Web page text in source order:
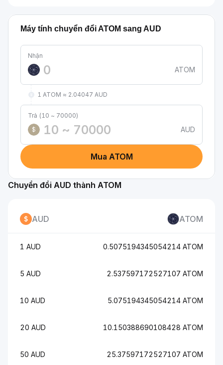
Máy tính chuyển đổi ATOM sang AUD
Nhận
ATOM
1 ATOM ≈ 2.04047 AUD
Trả (10 ~ 70000)
$
AUD
Mua ATOM
Chuyển đổi AUD thành ATOM
AUD ATOM
1 AUD 0.5075194345054214 ATOM
5 AUD 2.537597172527107 ATOM
10 AUD 5.075194345054214 ATOM
20 AUD 10.150388690108428 ATOM
50 AUD 25.37597172527107 ATOM